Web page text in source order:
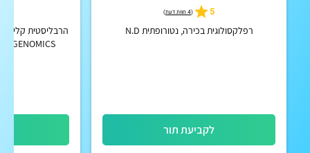
5
(4 חוות דעת )
רפלקסולוגית בכירה, נטורופתית N.D
לקביעת תור